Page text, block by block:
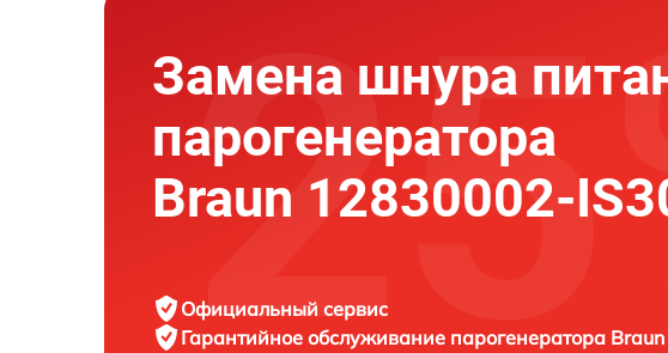
Замена шнура
парогенератора
Braun 12830002-
Официальный сервис
Гарантийное обслуживание парогенератора Braun